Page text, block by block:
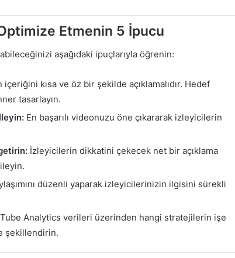
Etmenin 5 İpucu
aşağıdaki ipuçlarıyla öğrenin:
içeriğini kısa ve öz bir şekilde açıklamalıdır. Hedef
tasarlayın.
En başarılı videonuzu öne çıkararak izleyicilerin
İzleyicilerin dikkatini çekecek net bir açıklama
düzenli yaparak izleyicilerinizin ilgisini sürekli
Analytics verileri üzerinden hangi stratejilerin işe
şekillendirin.